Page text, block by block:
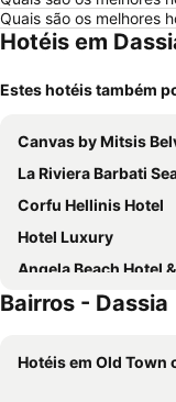
Quais são os melhores
Hotéis em
Estes hotéis também
Canvas by Mitsis
La Riviera Barbati Seaside
Corfu Hellinis Hotel
Hotel Luxury
Angela Beach Hotel
Elea Beach Hotel
Akron Seascape Resort, a member of
Bairros - Dassia
Hotéis em Old Town of